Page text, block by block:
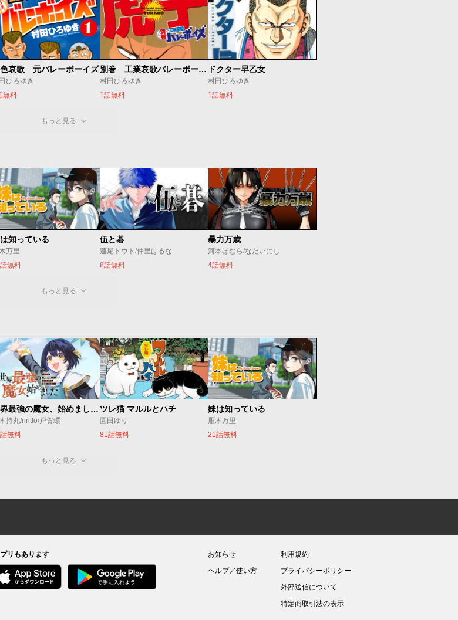
哀歌 元バレーボーイズ
ひろゆき
無料
別巻 工業哀歌バレーボーイズ 虎子
村田ひろゆき
1話無料
ドクター早乙女
村田ひろゆき
1話無料
もっと見る
知っている
万里
無料
伍と碁
蓮尾トウト/仲里はるな
8話無料
暴力万歳
河本ほむら/なだいにし
4話無料
もっと見る
世界最強の魔女、始めました ～私だけ『攻略サイト』を見れる世界で自由に生きます～
持丸/riritto/戸賀環
無料
ツレ猫 マルルとハチ
園田ゆり
81話無料
妹は知っている
雁木万里
21話無料
もっと見る
リもあります
お知らせ
ヘルプ／使い方
利用規約
プライバシーポリシー
外部送信について
特定商取引法の表示